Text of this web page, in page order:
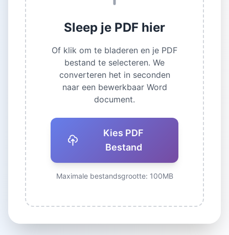
Sleep je PDF hier
Of klik om te bladeren en je PDF
bestand te selecteren. We
converteren het in seconden
naar een bewerkbaar Word
document.
Kies PDF
Bestand
Maximale bestandsgrootte: 100MB